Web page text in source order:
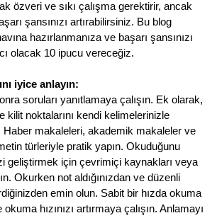
özveri ve sıkı çalışma gerektirir, ancak
şansınızı artırabilirsiniz. Bu blog
hazırlanmanıza ve başarı şansınızı
olacak 10 ipucu vereceğiz.
iyice anlayın:
soruları yanıtlamaya çalışın. Ek olarak,
kilit noktalarını kendi kelimelerinizle
Haber makaleleri, akademik makaleler ve
türleriyle pratik yapın. Okuduğunu
geliştirmek için çevrimiçi kaynakları veya
Okurken not aldığınızdan ve düzenli
emin olun. Sabit bir hızda okuma
okuma hızınızı artırmaya çalışın. Anlamayı